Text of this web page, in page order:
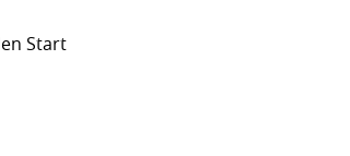
Start